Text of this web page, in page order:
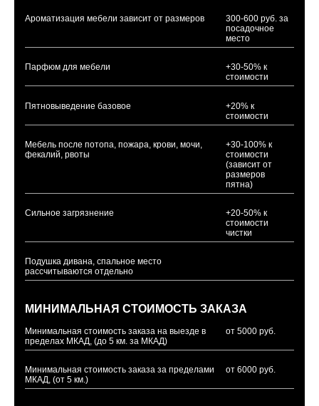
Ароматизация мебели зависит от размеров
300-600 руб. за
посадочное
место
Парфюм для мебели
+30-50% к
стоимости
Пятновыведение базовое
+20% к
стоимости
Мебель после потопа, пожара, крови, мочи,
фекалий, рвоты
+30-100% к
стоимости
(зависит от
размеров
пятна)
Сильное загрязнение
+20-50% к
стоимости
чистки
Подушка дивана, спальное место
рассчитываются отдельно
МИНИМАЛЬНАЯ СТОИМОСТЬ ЗАКАЗА
Минимальная стоимость заказа на выезде в
пределах МКАД, (до 5 км. за МКАД)
от 5000 руб.
Минимальная стоимость заказа за пределами
МКАД, (от 5 км.)
от 6000 руб.